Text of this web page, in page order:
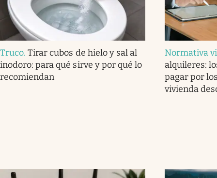
Truco.Tirar cubos de hielo y sal al
inodoro: para qué sirve y por qué lo
recomiendan
Normativa
alquileres:
pagar por
vivienda